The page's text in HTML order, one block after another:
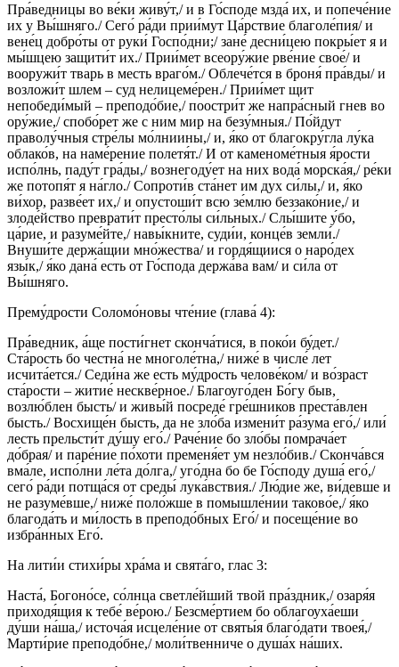
Пра́ведницы во ве́ки живу́т,/ и в Го́споде мзда́ их, и попече́ние
их у Вы́шняго./ Сего́ ра́ди прии́мут Ца́рствие благоле́пия/ и
вене́ц добро́ты от руки́ Госпо́дни;/ зане́ десни́цею покры́ет я и
мы́шцею защити́т их./ Прии́мет всеору́жие рве́ние свое́/ и
вооружи́т тварь в месть враго́м./ Облече́тся в броня́ пра́вды/ и
возложи́т шлем – суд нелицеме́рен./ Прии́мет щит
непобеди́мый – преподо́бие,/ поостри́т же напра́сный гнев во
ору́жие,/ спобо́рет же с ним мир на безу́мныя./ По́йдут
праволу́чныя стре́лы мо́лниины,/ и, я́ко от благокру́гла лу́ка
облако́в, на наме́рение полетя́т./ И от каменоме́тныя я́рости
испо́лнь, паду́т гра́ды,/ вознегоду́ет на них вода́ морска́я,/ ре́ки
же потопя́т я на́гло./ Сопроти́в ста́нет им дух си́лы,/ и, я́ко
ви́хор, разве́ет их,/ и опустоши́т всю зе́млю беззако́ние,/ и
злоде́йство преврати́т престо́лы си́льных./ Слы́шите у́бо,
ца́рие, и разуме́йте,/ навы́кните, суди́и, конце́в земли́./
Внуши́те держа́щии мно́жества/ и гордя́щиися о наро́дех
язы́к,/ я́ко дана́ есть от Го́спода держа́ва вам/ и си́ла от
Вы́шняго.
Прему́дрости Соломо́новы чте́ние (глава́ 4):
Пра́ведник, а́ще пости́гнет сконча́тися, в поко́и бу́дет./
Ста́рость бо честна́ не многоле́тна,/ ниже́ в числе́ лет
исчита́ется./ Седи́на же есть му́дрость челове́ком/ и во́зраст
ста́рости – житие́ нескве́рное./ Благоуго́ден Бо́гу быв,
возлю́блен бысть/ и живы́й посреде́ гре́шников преста́влен
бысть./ Восхище́н бысть, да не зло́ба измени́т ра́зума его́,/ или́
лесть прельсти́т ду́шу его́./ Раче́ние бо зло́бы помрача́ет
до́брая/ и паре́ние по́хоти пременя́ет ум незло́бив./ Сконча́вся
вма́ле, испо́лни ле́та до́лга,/ уго́дна бо бе Го́споду душа́ его́,/
сего́ ра́ди потща́ся от среды́ лука́вствия./ Лю́дие же, ви́девше и
не разуме́вше,/ ниже́ поло́жше в помышле́нии таково́е,/ я́ко
благода́ть и ми́лость в преподо́бных Его́/ и посеще́ние во
избра́нных Его́.
На лити́и стихи́ры хра́ма и свята́го, глас 3:
Наста́, Богоно́се, со́лнца светле́йший твой пра́здник,/ озаря́я
приходя́щия к тебе́ ве́рою./ Безсме́ртием бо облагоуха́еши
ду́ши на́ша,/ источа́я исцеле́ние от святы́я благо́дати твоея́,/
Марти́рие преподо́бне,/ моли́твенниче о душа́х на́ших.